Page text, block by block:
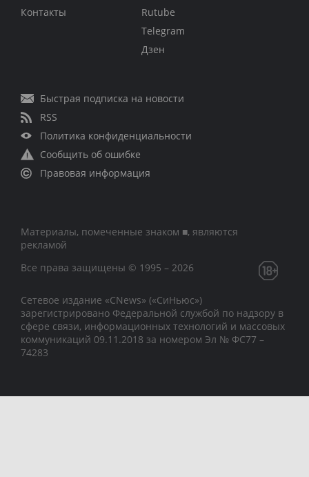
Контакты
Rutube
Telegram
Дзен
Быстрая подписка на новости
RSS
Политика конфиденциальности
Сообщить об ошибке
Правовая информация
Материалы, помеченные знаком ■, являются
рекламой
Все права защищены © 1995 – 2026
Сетевое издание «CNews» («СиНьюс»)
зарегистрировано Федеральной службой по надзору в
сфере связи, информационных технологий и массовых
коммуникаций 09.11.2018 за номером Эл № ФС77 –
74283